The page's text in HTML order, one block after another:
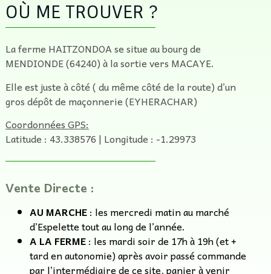
OÙ ME TROUVER ?
La ferme HAITZONDOA se situe au bourg de
MENDIONDE (64240) à la sortie vers MACAYE.
Elle est juste à côté ( du même côté de la route) d’un
gros dépôt de maçonnerie (EYHERACHAR)
Coordonnées GPS:
Latitude : 43.338576 | Longitude : -1.29973
Vente Directe :
AU MARCHE: les mercredi matin au marché
d’Espelette tout au long de l’année.
A LA FERME: les mardi soir de 17h à 19h (et +
tard en autonomie) après avoir passé commande
par l’intermédiaire de ce site, panier à venir